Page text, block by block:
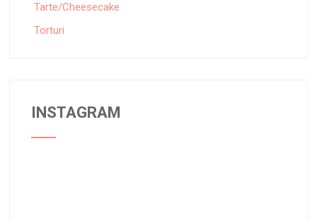
Tarte/Cheesecake
Torturi
INSTAGRAM